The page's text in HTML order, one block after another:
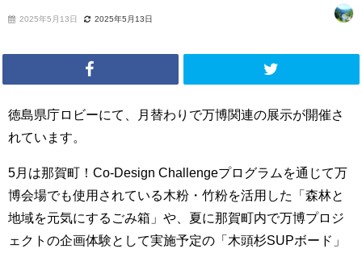
2025年5月13日 2025年5月13日
徳島県庁ロビーにて、月替わりで万博関連の展示が開催さ
れています。
5月は那賀町！ Co-Design Challengeプログラムを通じて万
博会場でも使用されている木粉・竹粉を活用した「森林と
地域を元気にするごみ箱」や、夏に那賀町内で万博プロジ
ェクトの企画体験として実施予定の「木頭杉SUPボード」